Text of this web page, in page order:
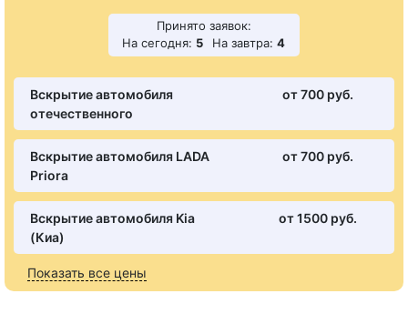
Принято заявок:
На сегодня: 5 На завтра: 4
Вскрытие автомобиля
отечественного
от 700 pуб.
Вскрытие автомобиля LADA
Priora
от 700 pуб.
Вскрытие автомобиля Kia
(Киа)
от 1500 pуб.
Показать все цены